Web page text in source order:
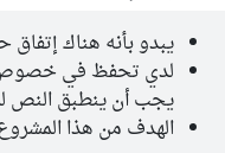
يبدو بأنه هناك
لدي تحفظ في خصوص
يجب أن ينطبق النص
الهدف من هذا